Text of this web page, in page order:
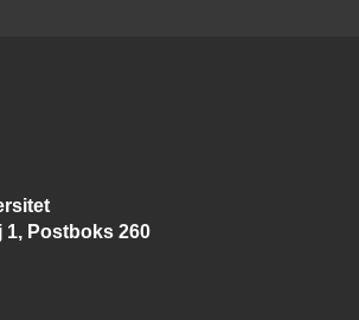
Postboks 260